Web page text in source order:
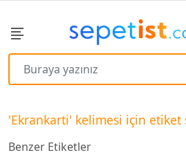
'Ekrankarti' kelimesi için etiket
Benzer Etiketler